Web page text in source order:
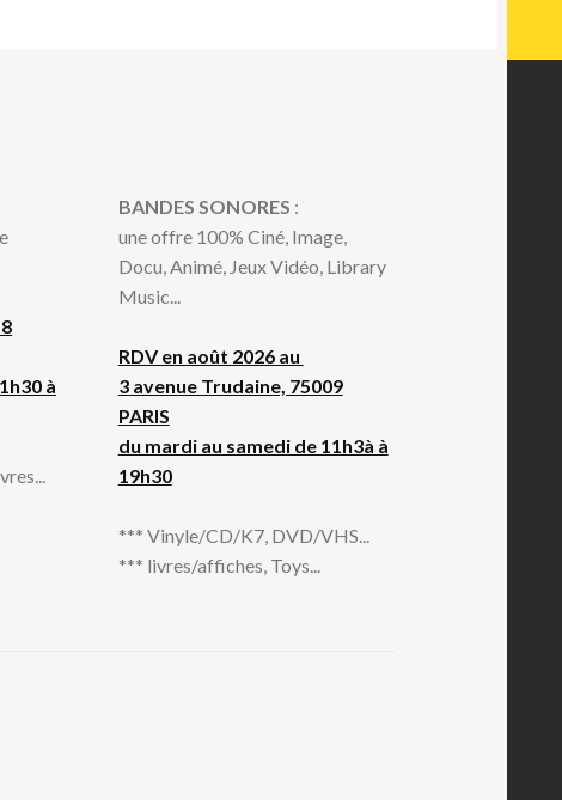
à
BANDES SONORES :
une offre 100% Ciné, Image,
Docu, Animé, Jeux Vidéo, Library
Music...
RDV en août 2026 au
3 avenue Trudaine, 75009
PARIS
du mardi au samedi de 11h3à à
19h30
*** Vinyle/CD/K7, DVD/VHS...
*** livres/affiches, Toys...